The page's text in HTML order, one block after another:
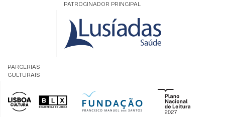
PATROCINADOR PRINCIPAL
PARCERIAS
CULTURAIS